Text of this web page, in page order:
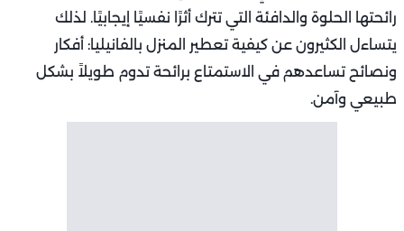
رائحتها الحلوة والدافئة التي تترك أثرًا نفسيًا إيجابيًا. لذلك
يتساءل الكثيرون عن كيفية تعطير المنزل بالفانيليا: أفكار
ونصائح تساعدهم في الاستمتاع برائحة تدوم طويلاً بشكل
طبيعي وآمن.